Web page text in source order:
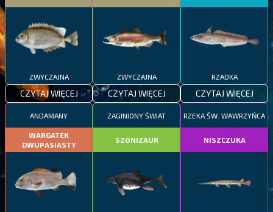
ZWYCZAJNA
CZYTAJ WIĘCEJ
ZWYCZAJNA
CZYTAJ WIĘCEJ
RZADKA
CZYTAJ WIĘCEJ
ANDAMANY
WARGATEK
DWUPASIASTY
ZAGINIONY ŚWIAT
SZONIZAUR
RZEKA ŚW. WAWRZYŃCA
NISZCZUKA